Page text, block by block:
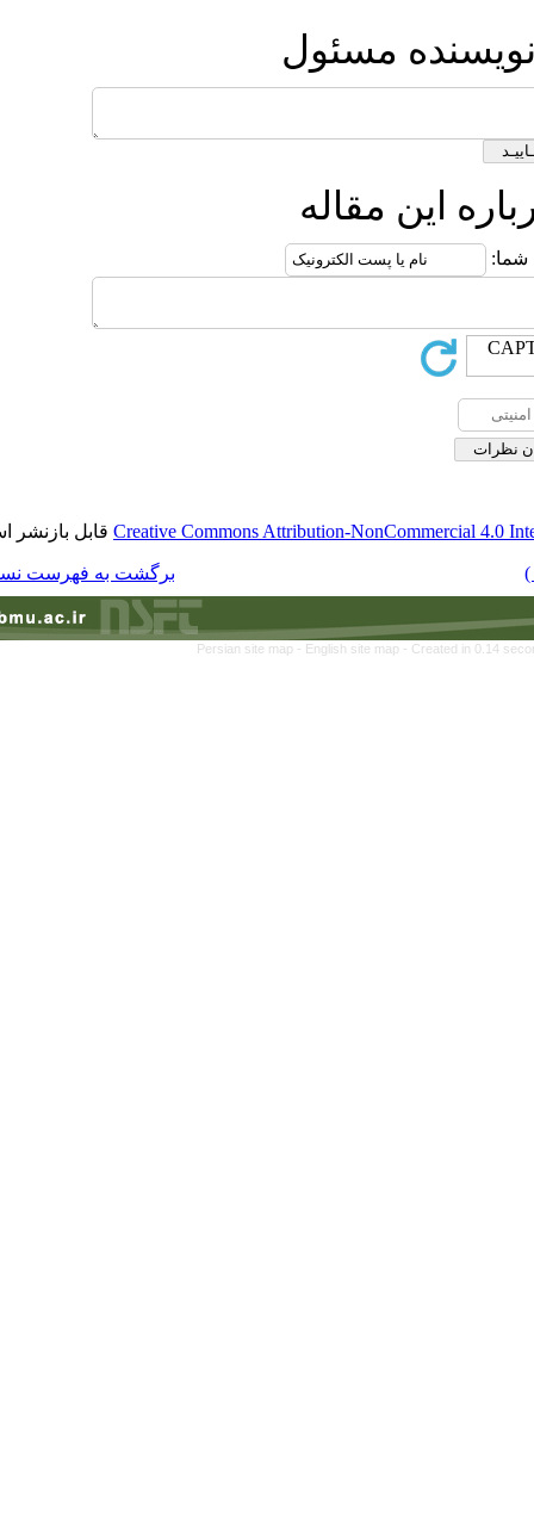
Creative Commonsقابل بازنشر است.
برگشت به فهرست نسخه ها
Persian site map -